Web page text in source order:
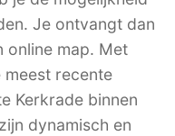
Je ontvangt dan
online map. Met
recente
Kerkrade binnen
dynamisch en